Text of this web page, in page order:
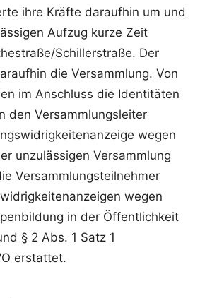
ihre Kräfte daraufhin um und
Aufzug kurze Zeit
Schillerstraße. Der
die Versammlung. Von
im Anschluss die Identitäten
den Versammlungsleiter
wegen
unzulässigen Versammlung
Versammlungsteilnehmer
wegen
in der Öffentlichkeit
§ 2 Abs. 1 Satz 1
erstattet.